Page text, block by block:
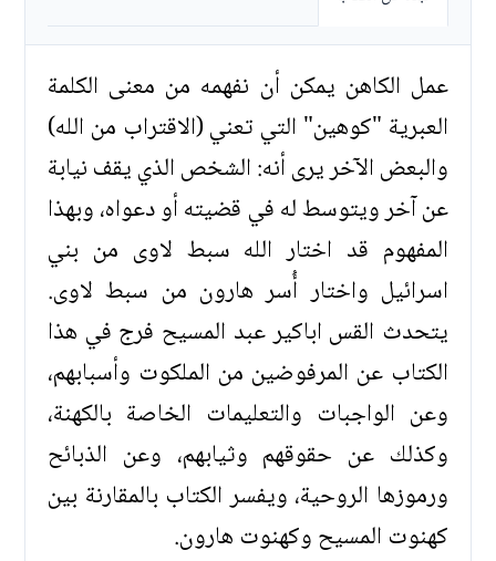
عمل الكاهن يمكن أن نفهمه من معنى الكلمة
العبرية "كوهين" التي تعني (الاقتراب من الله)
والبعض الآخر يرى أنه: الشخص الذي يقف نيابة
عن آخر ويتوسط له في قضيته أو دعواه، وبهذا
المفهوم قد اختار الله سبط لاوى من بني
اسرائيل واختار أُسر هارون من سبط لاوى.
يتحدث القس اباكير عبد المسيح فرج في هذا
الكتاب عن المرفوضين من الملكوت وأسبابهم،
وعن الواجبات والتعليمات الخاصة بالكهنة،
وكذلك عن حقوقهم وثيابهم، وعن الذبائح
ورموزها الروحية، ويفسر الكتاب بالمقارنة بين
كهنوت المسيح وكهنوت هارون.